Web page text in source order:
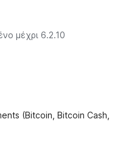
μέχρι 6.2.10
(Bitcoin, Bitcoin Cash,